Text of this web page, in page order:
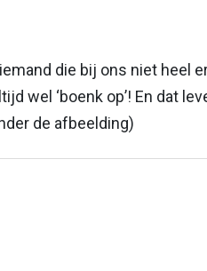
die bij ons niet heel
wel ‘boenk op’! En dat
de afbeelding)